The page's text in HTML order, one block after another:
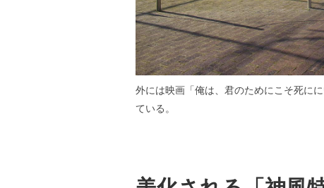
外には映画「俺は、君のためにこそ死に
ている。